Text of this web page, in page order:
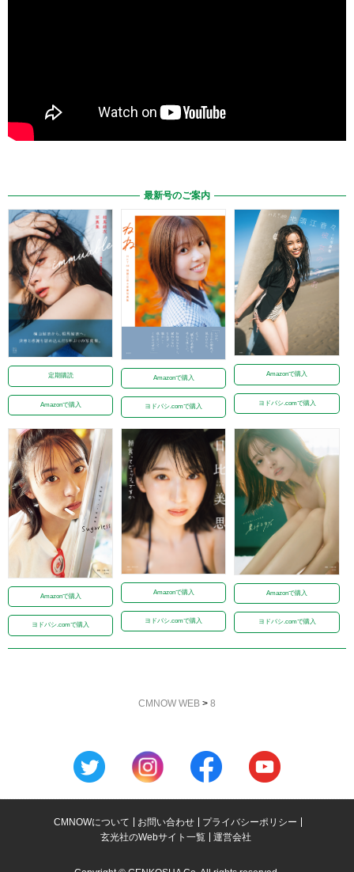
最新号のご案内
定期購読
Amazonで購入
Amazonで購入
ヨドバシ.comで購入
Amazonで購入
ヨドバシ.comで購入
Amazonで購入
ヨドバシ.comで購入
Amazonで購入
ヨドバシ.comで購入
Amazonで購入
ヨドバシ.comで購入
CMNOW WEB > 8
CMNOWについて お問い合わせ
プライバシーポリシー
玄光社のWebサイト一覧
運営会社